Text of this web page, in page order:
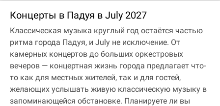
Концерты в Падуя в July 2027
Классическая музыка круглый год остаётся частью
ритма города Падуя, и July не исключение. От
камерных концертов до больших оркестровых
вечеров — концертная жизнь города предлагает что-
то как для местных жителей, так и для гостей,
желающих услышать живую классическую музыку в
запоминающейся обстановке. Планируете ли вы